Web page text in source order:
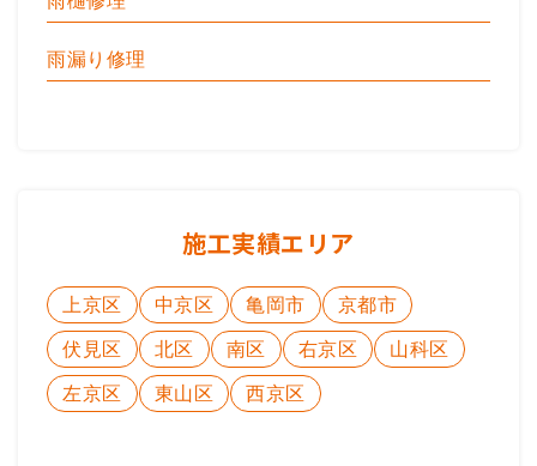
雨漏り修理
施工実績エリア
上京区 中京区 亀岡市 京都市
伏見区 北区 南区 右京区 山科区
左京区 東山区 西京区